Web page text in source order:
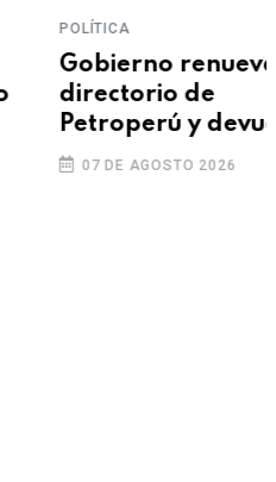
POLÍTICA
Gobierno renueva
directorio de
Petroperú y devuelve
la presidencia a
07 DE AGOSTO 2026